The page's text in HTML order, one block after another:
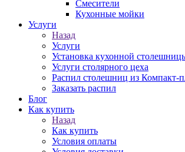
Смесители
Кухонные мойки
Услуги
Назад
Услуги
Установка кухонной
Услуги столярного цеха
Распил столешниц из Компакт-
Заказать распил
Блог
Как купить
Назад
Как купить
Условия оплаты